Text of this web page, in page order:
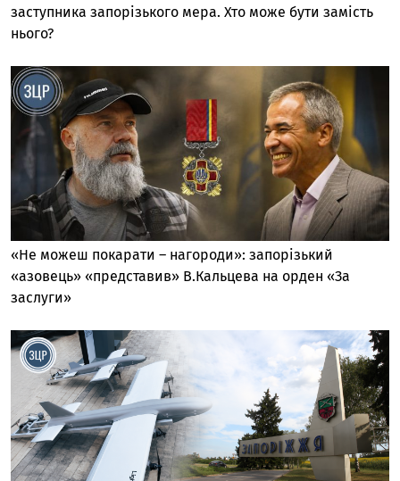
заступника запорізького мера. Хто може бути замість
нього?
«Не можеш покарати – нагороди»: запорізький
«азовець» «представив» В.Кальцева на орден «За
заслуги»